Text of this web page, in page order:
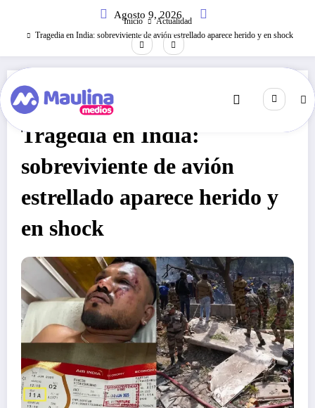
contenido
Agosto 9, 2026
Inicio
Actualidad
Tragedia en India: sobreviviente de avión estrellado aparece herido y en shock
Actualidad Junio 12, 2025
Tragedia en India:
sobreviviente de avión
estrellado aparece herido y
en shock